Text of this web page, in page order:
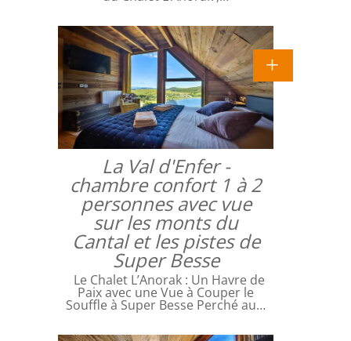
La Val d'Enfer -
chambre confort 1 à 2
personnes avec vue
sur les monts du
Cantal et les pistes de
Super Besse
Le Chalet L’Anorak : Un Havre de
Paix avec une Vue à Couper le
Souffle à Super Besse Perché au…